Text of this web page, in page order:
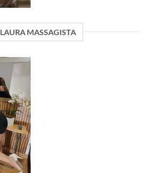
LAURA MASSAGISTA